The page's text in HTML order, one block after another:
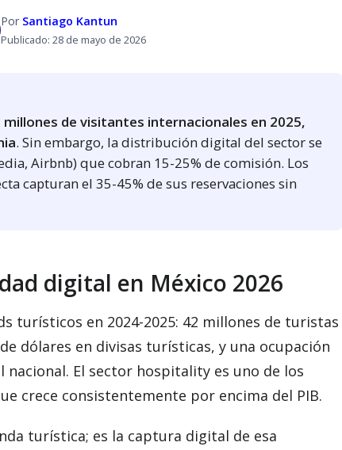
Por Santiago Kantun
Publicado: 28 de mayo de 2026
de visitantes internacionales en 2025,
. Sin embargo, la distribución digital del sector se
Airbnb) que cobran 15-25% de comisión. Los
capturan el 35-45% de sus reservaciones sin
digital en México 2026
turísticos en 2024-2025: 42 millones de turistas
dólares en divisas turísticas, y una ocupación
nacional. El sector hospitality es uno de los
crece consistentemente por encima del PIB.
turística; es la captura digital de esa